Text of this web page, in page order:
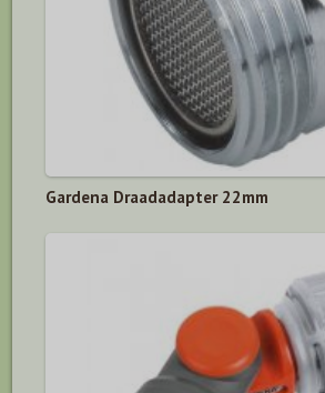
Gardena Draadadapter 22mm